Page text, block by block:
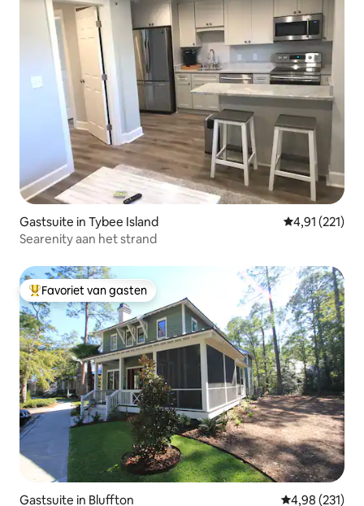
Gastsuite in Tybee Island Gemiddelde
4,91 (221)
Searenity aan het strand
Topfavoriet van gasten
Favoriet van gasten
Gastsuite in Bluffton Gemiddelde
4,98 (231)